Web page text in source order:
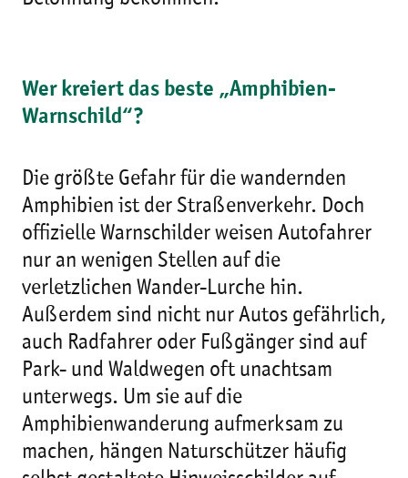
Wer kreiert das beste „Amphibien-
Warnschild“?
Die größte Gefahr für die wandernden
Amphibien ist der Straßenverkehr. Doch
offizielle Warnschilder weisen Autofahrer
nur an wenigen Stellen auf die
verletzlichen Wander-Lurche hin.
Außerdem sind nicht nur Autos gefährlich,
auch Radfahrer oder Fußgänger sind auf
Park- und Waldwegen oft unachtsam
unterwegs. Um sie auf die
Amphibienwanderung aufmerksam zu
machen, hängen Naturschützer häufig